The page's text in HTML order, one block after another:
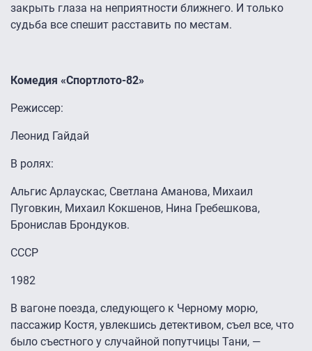
закрыть глаза на неприятности ближнего. И только
судьба все спешит расставить по местам.
Комедия «Спортлото-82»
Режиссер:
Леонид Гайдай
В ролях:
Альгис Арлаускас, Светлана Аманова, Михаил
Пуговкин, Михаил Кокшенов, Нина Гребешкова,
Бронислав Брондуков.
СССР
1982
В вагоне поезда, следующего к Черному морю,
пассажир Костя, увлекшись детективом, съел все, что
было съестного у случайной попутчицы Тани, —